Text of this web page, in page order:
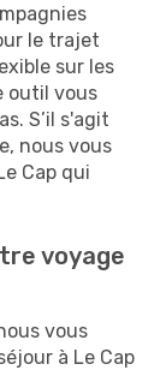
le trajet
sur les
outil vous
S’il s'agit
nous vous
Cap qui
voyage
vous
à Le Cap